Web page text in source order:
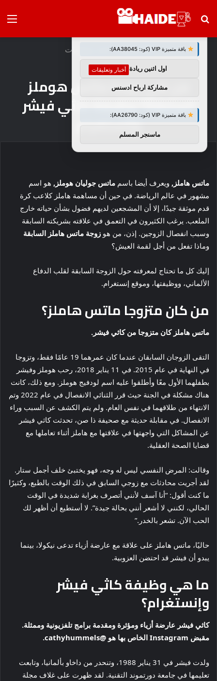
بحث
الرئيسية/أخبار وتعليقات
أخبار وتعليقات
من هي زوجة ماتس هوملز
السابقة؟ وظيفة كاثي فيشر
وإنستغرام
ماتس هاملز, ويعرف أيضا باسم ماتس جوليان هوملز, هو اسم
مشهور في عالم الرياضة. في حين أن مساهمة هاملز كلاعب كرة
قدم موثقة جيدًا، إلا أن المشجعين لديهم فضول بشأن حياته خارج
الملعب. يرغب الكثيرون في التعمق في علاقته بشريكته السابقة
وسبب انفصال الزوجين. إذن، من هو زوجة ماتس هاملز السابقة
وماذا تفعل من أجل لقمة العيش؟
إليك كل ما تحتاج لمعرفته حول الزوجة السابقة لقلب الدفاع
الألماني، ووظيفتها، وموقع إنستغرام.
من كان متزوجا ماتس هاملز؟
ماتس هاملز كان متزوجا من كاثي فيشر.
التقى الزوجان السابقان عندما كان عمرهما 19 عامًا فقط، وتزوجا
في النهاية في عام 2015. في 11 يناير 2018، رحب هوملز وفيشر
بطفلهما الأول معًا وأطلقوا عليه اسم لودفيج هوملز. ومع ذلك، كانت
هناك مشكلة في الجنة حيث قرر الثنائي الانفصال في عام 2022 وتم
الانتهاء من طلاقهما في نفس العام. ولم يتم الكشف عن السبب وراء
الانفصال. في مقابلة حديثة مع صحيفة ذا صن، تحدثت كاثي فيشر
عن المشاكل التي واجهتها في علاقتها مع هاملز أثناء تعاملها مع
قضايا الصحة العقلية.
وقالت: المرض النفسي ليس له وجه، فهو يختبئ خلف أجمل ستار.
لقد أجريت محادثات مع زوجي السابق في ذلك الوقت بالطبع، وكثيرًا
ما كنت أقول: “أنا آسف لأنني أتصرف بغرابة شديدة في الوقت
الحالي، لكنني لا أشعر أنني بحالة جيدة”. لا أستطيع أن أظهر لك
الحب الآن. تشعر بالخدر.”
حاليًا، ماتس هاملز على علاقة مع عارضة أزياء تدعى نيكولا، بينما
يبدو أن فيشر قد احتضن العزوبية.
ما هي وظيفة كاثي فيشر
وإنستغرام؟
كاثي فيشر عارضة أزياء ومؤثرة ومقدمة برامج تلفزيونية وممثلة.
مقبض Instagram الخاص بها هو @cathyhummels.
ولدت فيشر في 31 يناير 1988، وتنحدر من داخاو بألمانيا، وتابعت
تعليمها في جامعة دورتموند التقنية. لقد ظهرت على غلاف مجلة
توصيات :
باقة متميزة VIP (كود: AA38045):
اول اثنين ريادة اعمال
مشاركة ارباح ادسنس
باقة متميزة VIP (كود: AA26790):
ماسنجر المسلم